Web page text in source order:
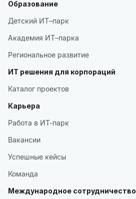
Образование
Детский ИТ–парк
Академия ИТ–парка
Региональное развитие
ИТ решения для корпораций
Каталог проектов
Карьера
Работа в ИТ-парк
Вакансии
Успешные кейсы
Команда
Международное сотрудничество